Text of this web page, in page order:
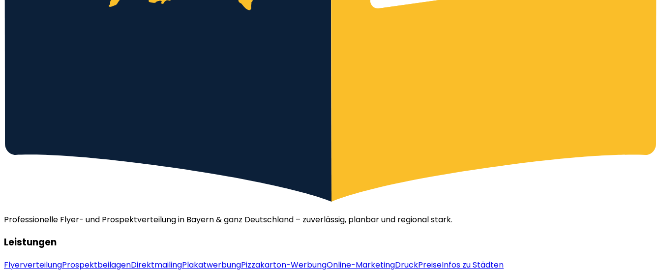
Professionelle Flyer- und Prospektverteilung in Bayern & ganz Deutschland – zuverlässig, planbar und regional stark.
Leistungen
FlyerverteilungProspektbeilagenDirektmailingPlakatwerbungPizzakarton-WerbungOnline-MarketingDruckPreiseInfos zu Städten